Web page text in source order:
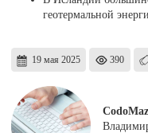
геотермальной
19 мая 2025 390